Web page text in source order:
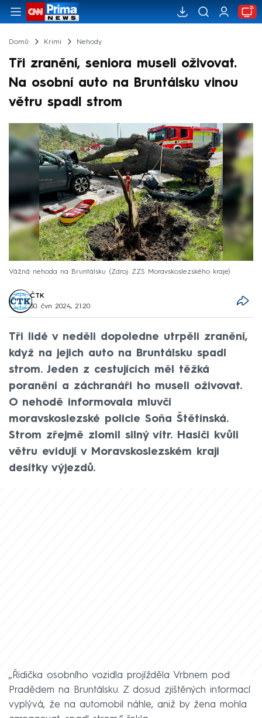
Domů Krimi Nehody
Tři zranění, seniora museli oživovat.
Na osobní auto na Bruntálsku vinou
větru spadl strom
Vážná nehoda na Bruntálsku Zdroj: ZZS Moravskoslezského kraje
ČTK
30. čvn 2024, 21:20
Tři lidé v neděli dopoledne utrpěli zranění,
když na jejich auto na Bruntálsku spadl
strom. Jeden z cestujících měl těžká
poranění a záchranáři ho museli oživovat.
O nehodě informovala mluvčí
moravskoslezské policie Soňa Štětínská.
Strom zřejmě zlomil silný vítr. Hasiči kvůli
větru evidují v Moravskoslezském kraji
desítky výjezdů.
„Řidička osobního vozidla projížděla Vrbnem pod
Pradědem na Bruntálsku. Z dosud zjištěných informací
vyplývá, že na automobil náhle, aniž by žena mohla